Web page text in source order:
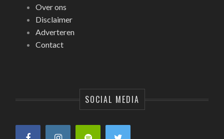
Over ons
Disclaimer
Adverteren
Contact
SOCIAL MEDIA